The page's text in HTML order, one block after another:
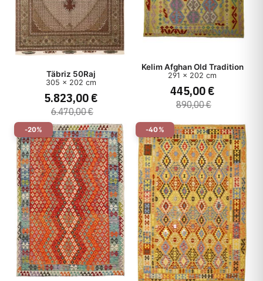
Täbriz 50Raj
305 x 202 cm
5.823,00 €
6.470,00 €
Kelim Afghan Old Tradition
291 x 202 cm
445,00 €
890,00 €
-20% -40%